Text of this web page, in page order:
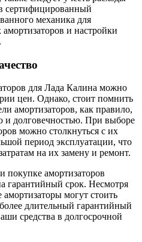
сертифицированный
механика для
и настройки
для Лада Калина можно
цен. Однако, стоит помнить
амортизаторов, как правило,
и долговечностью. При выборе
можно столкнуться с их
период эксплуатации, что
на их замену и ремонт.
покупке амортизаторов
гарантийный срок. Несмотря
амортизаторы могут стоить
длительный гарантийный
средства в долгосрочной